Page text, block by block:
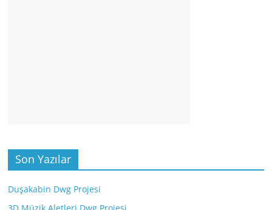
Son Yazılar
Duşakabin Dwg Projesi